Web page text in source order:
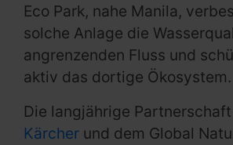
Eco Park, nahe Manila,
solche Anlage die
angrenzenden Fluss und
aktiv das dortige Ökosystem.
Die langjährige
Kärcher und dem Global